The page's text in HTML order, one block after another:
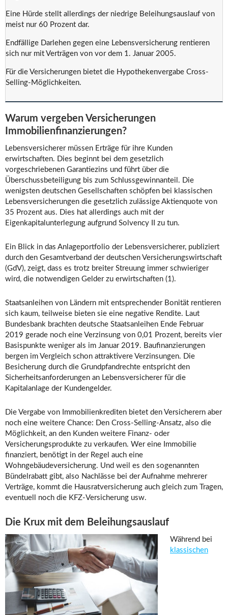
Eine Hürde stellt allerdings der niedrige Beleihungsauslauf von
meist nur 60 Prozent dar.
Endfällige Darlehen gegen eine Lebensversicherung rentieren
sich nur mit Verträgen von vor dem 1. Januar 2005.
Für die Versicherungen bietet die Hypothekenvergabe Cross-
Selling-Möglichkeiten.
Warum vergeben Versicherungen
Immobilienfinanzierungen?
Lebensversicherer müssen Erträge für ihre Kunden
erwirtschaften. Dies beginnt bei dem gesetzlich
vorgeschriebenen Garantiezins und führt über die
Überschussbeteiligung bis zum Schlussgewinnanteil. Die
wenigsten deutschen Gesellschaften schöpfen bei klassischen
Lebensversicherungen die gesetzlich zulässige Aktienquote von
35 Prozent aus. Dies hat allerdings auch mit der
Eigenkapitalunterlegung aufgrund Solvency II zu tun.
Ein Blick in das Anlageportfolio der Lebensversicherer, publiziert
durch den Gesamtverband der deutschen Versicherungswirtschaft
(GdV), zeigt, dass es trotz breiter Streuung immer schwieriger
wird, die notwendigen Gelder zu erwirtschaften (1).
Staatsanleihen von Ländern mit entsprechender Bonität rentieren
sich kaum, teilweise bieten sie eine negative Rendite. Laut
Bundesbank brachten deutsche Staatsanleihen Ende Februar
2019 gerade noch eine Verzinsung von 0,01 Prozent, bereits vier
Basispunkte weniger als im Januar 2019. Baufinanzierungen
bergen im Vergleich schon attraktivere Verzinsungen. Die
Besicherung durch die Grundpfandrechte entspricht den
Sicherheitsanforderungen an Lebensversicherer für die
Kapitalanlage der Kundengelder.
Die Vergabe von Immobilienkrediten bietet den Versicherern aber
noch eine weitere Chance: Den Cross-Selling-Ansatz, also die
Möglichkeit, an den Kunden weitere Finanz- oder
Versicherungsprodukte zu verkaufen. Wer eine Immobilie
finanziert, benötigt in der Regel auch eine
Wohngebäudeversicherung. Und weil es den sogenannten
Bündelrabatt gibt, also Nachlässe bei der Aufnahme mehrerer
Verträge, kommt die Hausratversicherung auch gleich zum Tragen,
eventuell noch die KFZ-Versicherung usw.
Die Krux mit dem Beleihungsauslauf
Während bei
klassischen